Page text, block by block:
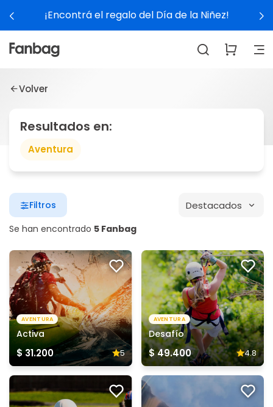
¡Encontrá el regalo del Día de la Niñez!
Volver
Resultados en:
Aventura
Se han encontrado 5 Fanbag
Filtros Destacados
AVENTURA
Activa
$ 31.200 5
AVENTURA
Desafío
$ 49.400 4.8